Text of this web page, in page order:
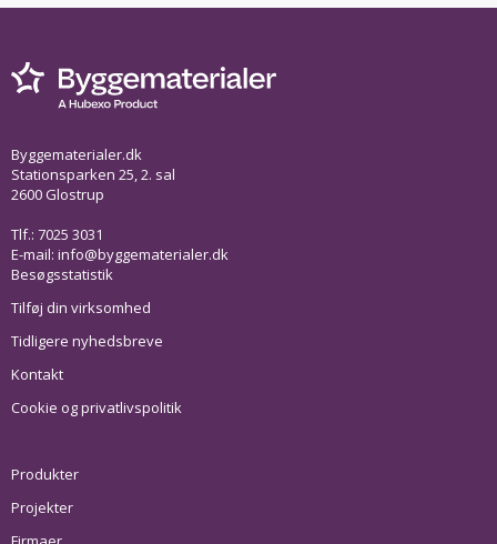
Byggematerialer.dk
Stationsparken 25, 2. sal
2600 Glostrup
Tlf.: 7025 3031
E-mail: info@byggematerialer.dk
Besøgsstatistik
Tilføj din virksomhed
Tidligere nyhedsbreve
Kontakt
Cookie og privatlivspolitik
Produkter
Projekter